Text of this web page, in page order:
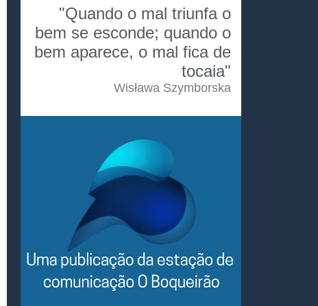
"Quando o mal triunfa o
bem se esconde; quando o
bem aparece, o mal fica de
tocaia"
Wisława Szymborska